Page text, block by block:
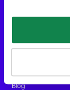
À Propos
Avis
Blog